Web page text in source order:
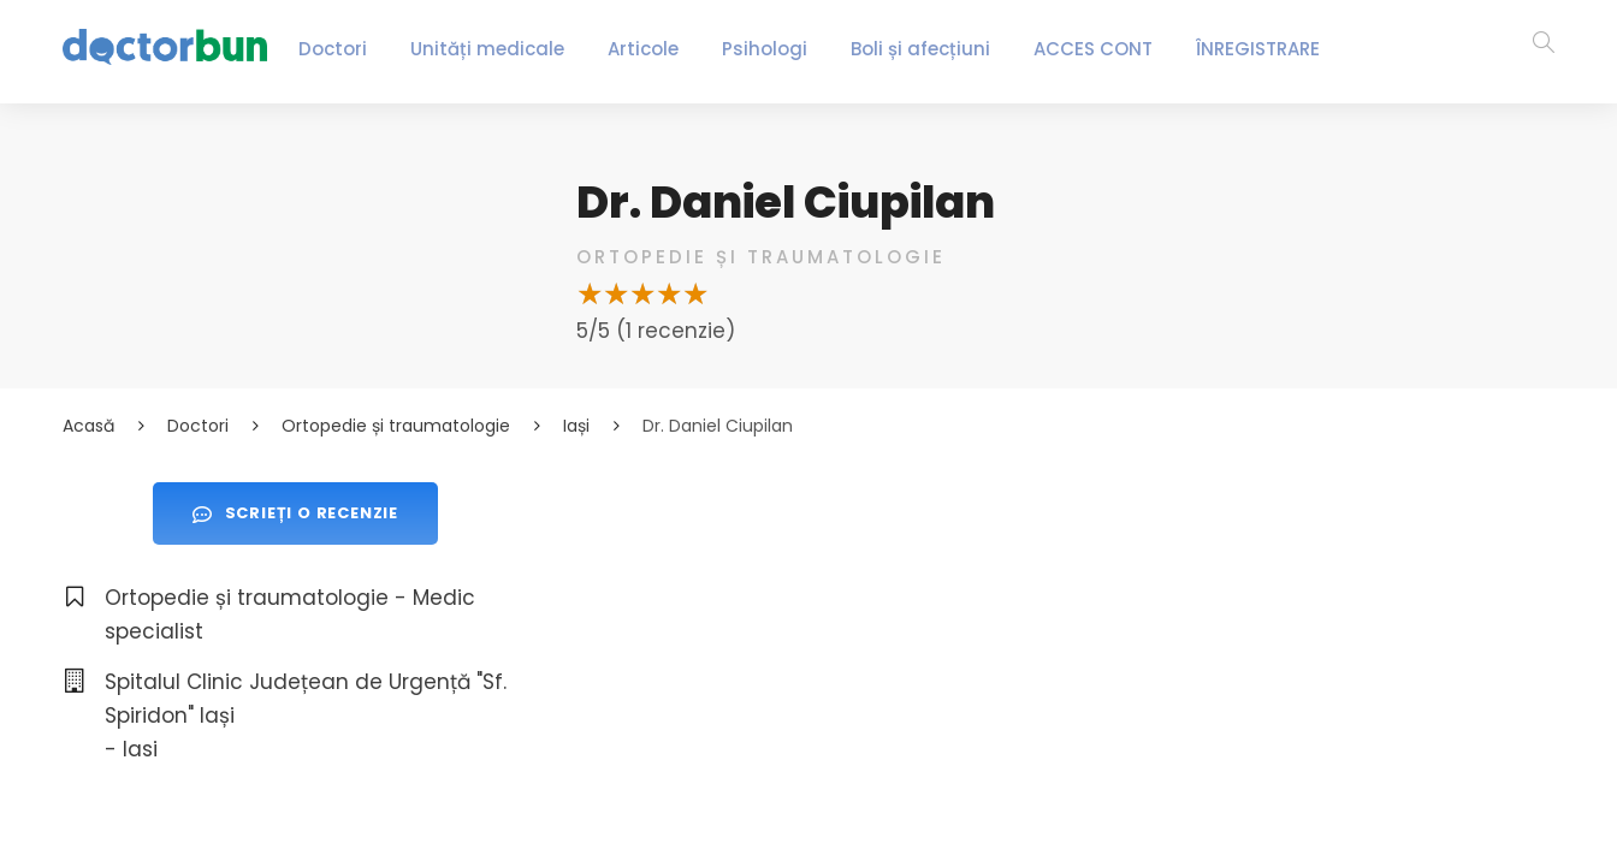
Doctori Unități medicale Articole Psihologi Boli și afecțiuni ACCES CONT ÎNREGISTRARE
Dr. Daniel Ciupilan
ORTOPEDIE ȘI TRAUMATOLOGIE
5/5 (1 recenzie)
Acasă Doctori Ortopedie și traumatologie Iași Dr. Daniel Ciupilan
SCRIEȚI O RECENZIE
Ortopedie și traumatologie - Medic
specialist
Spitalul Clinic Județean de Urgență "Sf.
Spiridon" Iași
- Iasi